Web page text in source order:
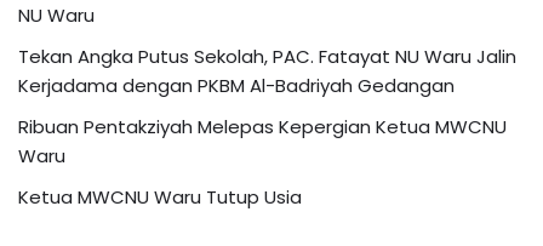
NU Waru
Tekan Angka Putus Sekolah, PAC. Fatayat NU Waru Jalin
Kerjadama dengan PKBM Al-Badriyah Gedangan
Ribuan Pentakziyah Melepas Kepergian Ketua MWCNU
Waru
Ketua MWCNU Waru Tutup Usia